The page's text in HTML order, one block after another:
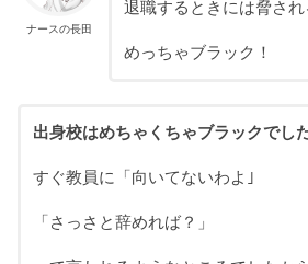
ナースの長田
退職するときには脅さ
めっちゃブラック！
出身校はめちゃくちゃブラックでし
すぐ教員に「向いてないわよ｣
「さっさと辞めれば？」